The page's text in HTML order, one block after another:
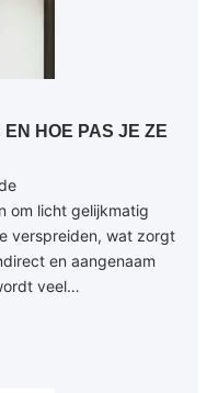
HOE PAS JE ZE
om licht gelijkmatig
verspreiden, wat zorgt
en aangenaam
veel…